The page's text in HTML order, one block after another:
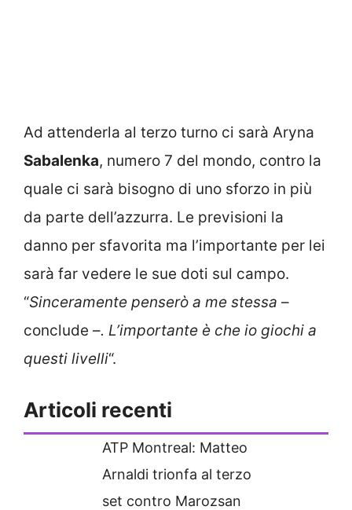
Ad attenderla al terzo turno ci sarà Aryna
Sabalenka, numero 7 del mondo, contro la
quale ci sarà bisogno di uno sforzo in più
da parte dell’azzurra. Le previsioni la
danno per sfavorita ma l’importante per lei
sarà far vedere le sue doti sul campo.
“Sinceramente penserò a me stessa –
conclude –. L’importante è che io giochi a
questi livelli“.
Articoli recenti
ATP Montreal: Matteo
Arnaldi trionfa al terzo
set contro Marozsan